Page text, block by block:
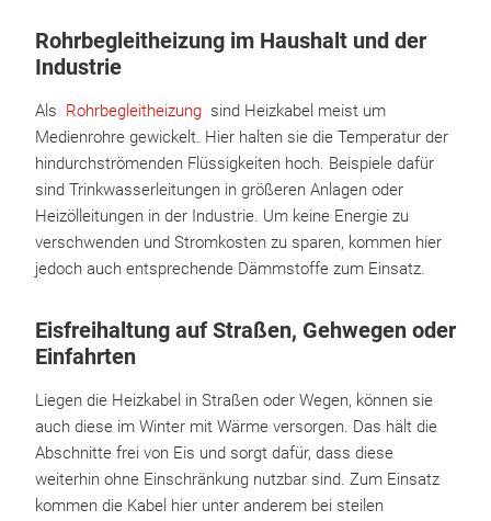
Rohrbegleitheizung im Haushalt und der
Industrie
Als Rohrbegleitheizung sind Heizkabel meist um
Medienrohre gewickelt. Hier halten sie die Temperatur der
hindurchströmenden Flüssigkeiten hoch. Beispiele dafür
sind Trinkwasserleitungen in größeren Anlagen oder
Heizölleitungen in der Industrie. Um keine Energie zu
verschwenden und Stromkosten zu sparen, kommen hier
jedoch auch entsprechende Dämmstoffe zum Einsatz.
Eisfreihaltung auf Straßen, Gehwegen oder
Einfahrten
Liegen die Heizkabel in Straßen oder Wegen, können sie
auch diese im Winter mit Wärme versorgen. Das hält die
Abschnitte frei von Eis und sorgt dafür, dass diese
weiterhin ohne Einschränkung nutzbar sind. Zum Einsatz
kommen die Kabel hier unter anderem bei steilen